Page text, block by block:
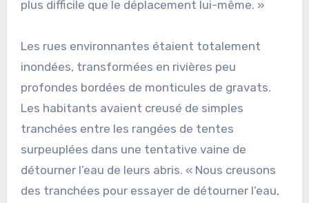
plus difficile que le déplacement lui-même. »
Les rues environnantes étaient totalement
inondées, transformées en rivières peu
profondes bordées de monticules de gravats.
Les habitants avaient creusé de simples
tranchées entre les rangées de tentes
surpeuplées dans une tentative vaine de
détourner l’eau de leurs abris. « Nous creusons
des tranchées pour essayer de détourner l’eau,